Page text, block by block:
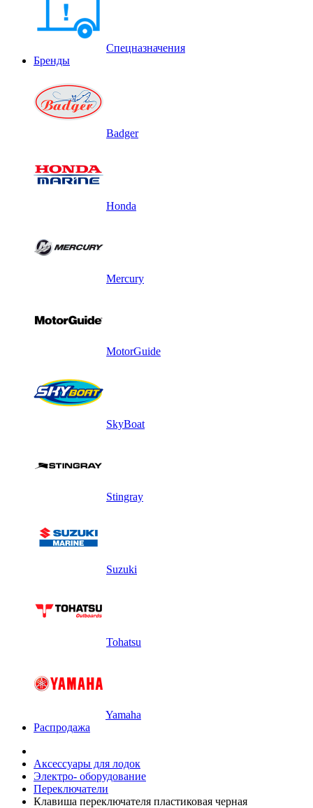
Спецназначения
Бренды
Badger
Honda
Mercury
MotorGuide
SkyBoat
Stingray
Suzuki
Tohatsu
Yamaha
Распродажа
Аксессуары для лодок
Электро- оборудование
Переключатели
Клавиша переключателя пластиковая черная